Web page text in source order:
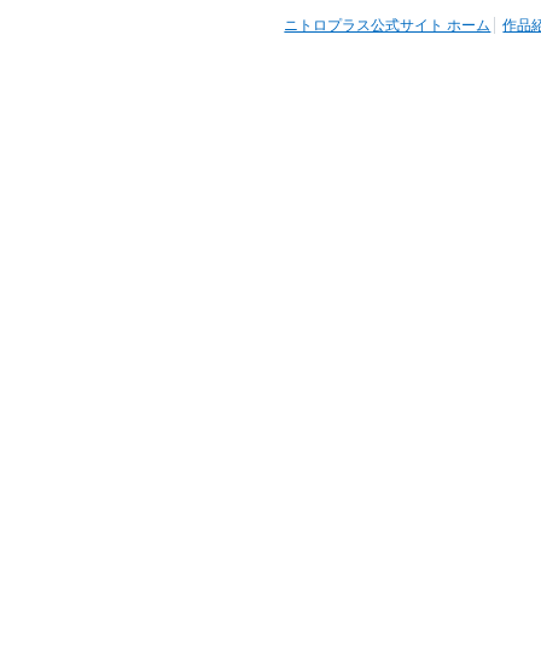
ニトロプラス公式サイト ホーム 作品